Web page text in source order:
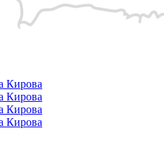
Кирова
Кирова
Кирова
Кирова